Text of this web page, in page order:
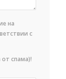
на
с
спама)!